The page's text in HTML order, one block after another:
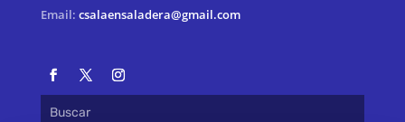
Email: csalaensaladera@gmail.com